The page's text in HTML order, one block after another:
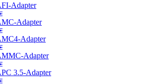
Adapter
Adapter
Adapter
Adapter
3.5-Adapter